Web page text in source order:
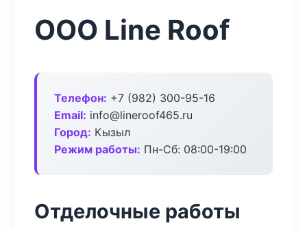
ООО Line Roof
Телефон: +7 (982) 300-95-16
Email: info@lineroof465.ru
Город: Кызыл
Режим работы: Пн-Сб: 08:00-19:00
Отделочные работы